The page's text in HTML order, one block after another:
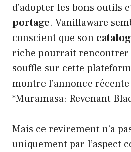
d’adopter les bons outils
portage. Vanillaware
conscient que son
riche pourrait rencontrer
souffle sur cette
montre l’annonce
*Muramasa: Revenant
Mais ce revirement n’a
uniquement par l’aspect